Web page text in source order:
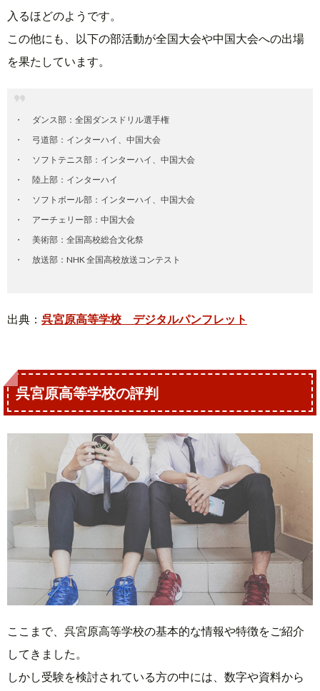
入るほどのようです。
この他にも、以下の部活動が全国大会や中国大会への出場
を果たしています。
ダンス部：全国ダンスドリル選手権
弓道部：インターハイ、中国大会
ソフトテニス部：インターハイ、中国大会
陸上部：インターハイ
ソフトボール部：インターハイ、中国大会
アーチェリー部：中国大会
美術部：全国高校総合文化祭
放送部：NHK 全国高校放送コンテスト
出典： 呉宮原高等学校 デジタルパンフレット
呉宮原高等学校の評判
ここまで、呉宮原高等学校の基本的な情報や特徴をご紹介
してきました。
しかし受験を検討されている方の中には、数字や資料から